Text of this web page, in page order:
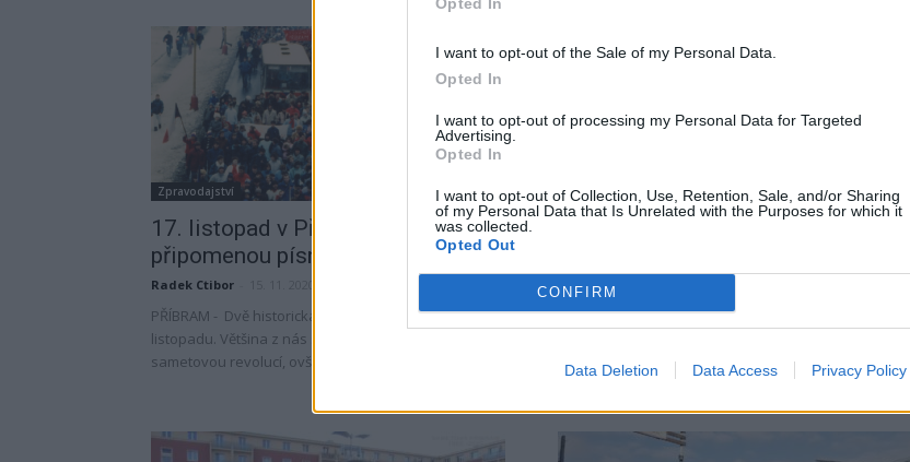
I want to opt-out of the Sale of my Personal Data.
Opted In
I want to opt-out of processing my Personal Data for Targeted
Advertising.
Opted In
I want to opt-out of Collection, Use, Retention, Sale, and/or Sharing
of my Personal Data that Is Unrelated with the Purposes for which it
was collected.
Opted Out
CONFIRM
Data Deletion Data Access Privacy Policy
Zpravodajství
17. listopad v Příbrami
připomenou písně i barvy republiky
Radek Ctibor
PŘÍBRAM - Dvě historická výročí si připomínáme 17.
listopadu. Většina z nás si tento den spojuje se
sametovou revolucí, ovšem ve stejný den v...
Zpravodajství
Připomínka sametové revoluce na
Martin Poulíček
PŘÍBRAM - Žáci a učitelé Základní školy ve Školní ulici
komponovaný pořad "Sametová" k třicátému výročí